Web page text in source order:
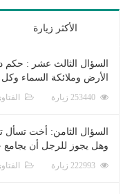
الأكثر زيارة
السؤال الثالث عشر : حكم
الأرض وملائكة السماء
السؤال الثامن: أخت تسأل
وهل يجوز للرجل أن يجامع